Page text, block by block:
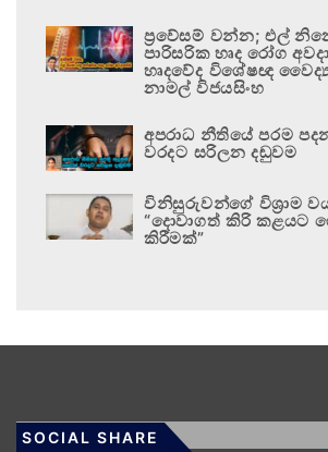
ප්‍රවේසම් වන්න; එල්
පාරිසරික හෘද රෝග
හෘදවේද විශේෂඥ
නාමල් විජයසිංහ
අපරාධ නීතියේ පරම
වරදට සරිලන දඬුවම
විනිසුරුවන්ගේ විශ්‍රාම
“දොවාගත් කිරි කළයට
කිරීමක්”
SOCIAL SHARE